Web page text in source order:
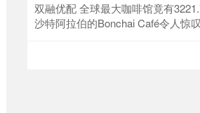
双融优配 全球最大咖啡馆竟有
沙特阿拉伯的Bonchai Café令人惊